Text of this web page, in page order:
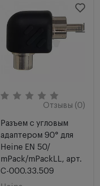
Отзывы (0)
Разъем с угловым
адаптером 90° для
Heine EN 50/
mPack/mPackLL, арт.
C-000.33.509